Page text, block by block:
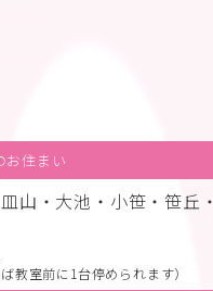
お住まい
山・大池・小笹・笹丘・
教室前に1台停められます）